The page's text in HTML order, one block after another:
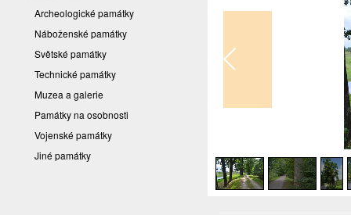
Archeologické památky
Náboženské památky
Světské památky
Technické památky
Muzea a galerie
Památky na osobnosti
Vojenské památky
Jiné památky